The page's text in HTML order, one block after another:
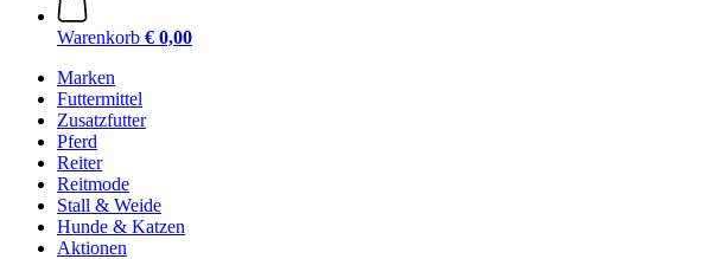
Warenkorb € 0,00
Marken
Futtermittel
Zusatzfutter
Pferd
Reiter
Reitmode
Stall & Weide
Hunde & Katzen
Aktionen